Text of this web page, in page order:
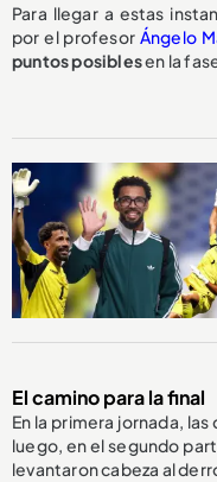
Para llegar a estas
por el profesor Ángelo
puntos posiblesen la
El camino para la final
En la primera jornada,
luego, en el segundo
levantaron cabeza al